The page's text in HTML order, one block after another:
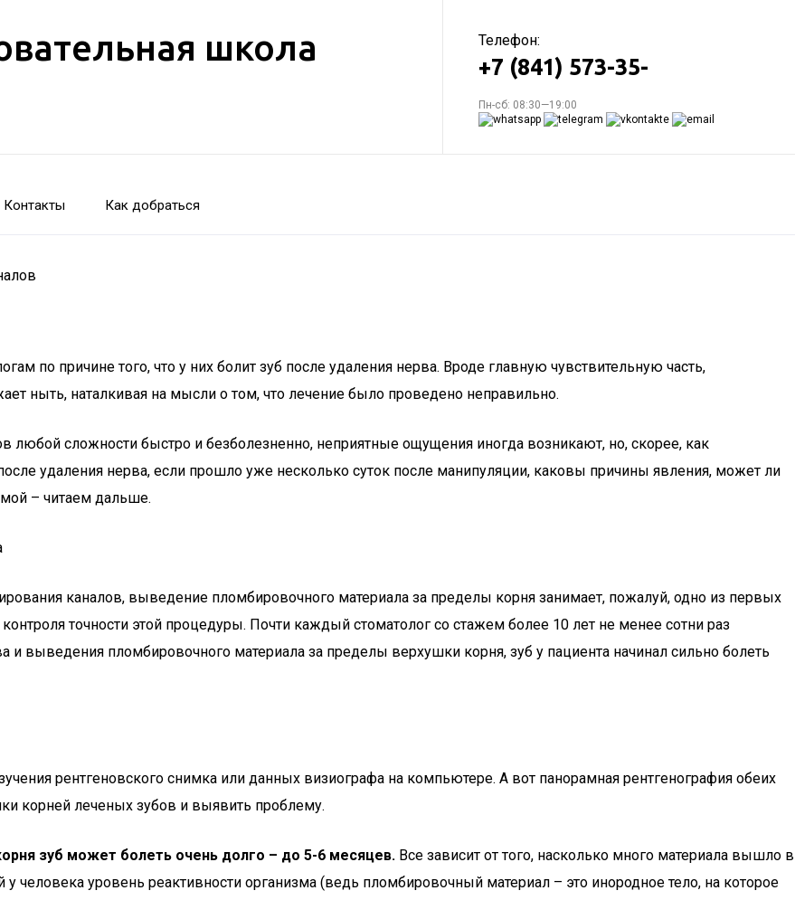
школа Телефон:
+7 (841) 573-35-
Пн-сб: 08:30—19:00
Контакты Как добраться
по причине того, что у них болит зуб после удаления нерва. Вроде главную чувствительную часть,
ныть, наталкивая на мысли о том, что лечение было проведено неправильно.
любой сложности быстро и безболезненно, неприятные ощущения иногда возникают, но, скорее, как
удаления нерва, если прошло уже несколько суток после манипуляции, каковы причины явления, может ли
– читаем дальше.
каналов, выведение пломбировочного материала за пределы корня занимает, пожалуй, одно из первых
точности этой процедуры. Почти каждый стоматолог со стажем более 10 лет не менее сотни раз
и выведения пломбировочного материала за пределы верхушки корня, зуб у пациента начинал сильно болеть
рентгеновского снимка или данных визиографа на компьютере. А вот панорамная рентгенография обеих
корней леченых зубов и выявить проблему.
зуб может болеть очень долго – до 5-6 месяцев. Все зависит от того, насколько много материала вышло в
человека уровень реактивности организма (ведь пломбировочный материал – это инородное тело, на которое